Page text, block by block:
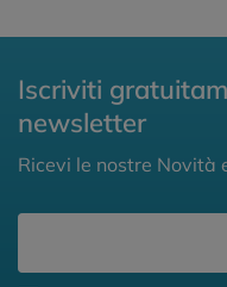
Iscriviti
newsletter
Ricevi le nostre Novità